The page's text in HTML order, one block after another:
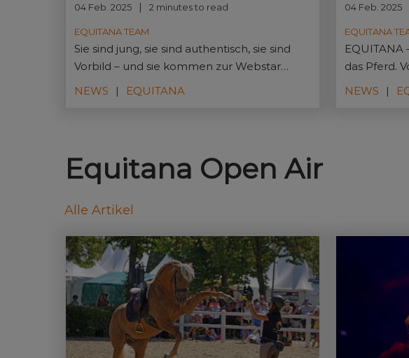
04 Feb. 2025 2 minutes to read
EQUITANA TEAM
Sie sind jung, sie sind authentisch, sie sind
Vorbild – und sie kommen zur Webstar
Fans zu treffen: die erfolgreichsten
NEWS EQUITANA
04 Feb. 2025
EQUITANA
das Pferd.
NEWS
Equitana Open Air
Alle Artikel